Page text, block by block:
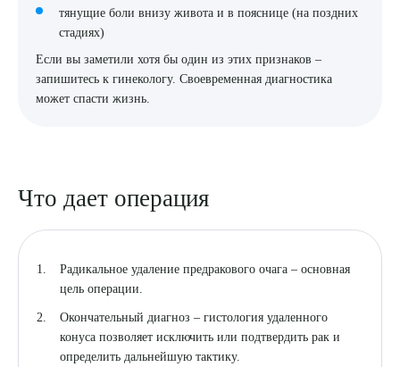
тянущие боли внизу живота и в пояснице (на поздних
стадиях)
Если вы заметили хотя бы один из этих признаков –
запишитесь к гинекологу. Своевременная диагностика
может спасти жизнь.
Что дает операция
Радикальное удаление предракового очага – основная
цель операции.
Окончательный диагноз – гистология удаленного
конуса позволяет исключить или подтвердить рак и
определить дальнейшую тактику.
Выберите сопутствующую услугу